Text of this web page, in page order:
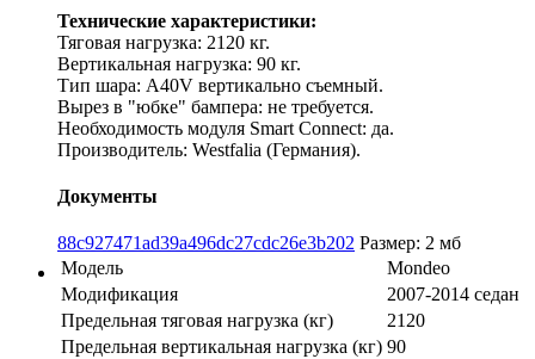
Технические характеристики:
Тяговая нагрузка: 2120 кг.
Вертикальная нагрузка: 90 кг.
Тип шара: A40V вертикально съемный.
Вырез в "юбке" бампера: не требуется.
Необходимость модуля Smart Connect: да.
Производитель: Westfalia (Германия).
Документы
88c927471ad39a496dc27cdc26e3b202 Размер: 2 мб
Модель
Mondeo
Модификация
2007-2014 седан
Предельная тяговая нагрузка (кг)
2120
Предельная вертикальная нагрузка (кг) 90